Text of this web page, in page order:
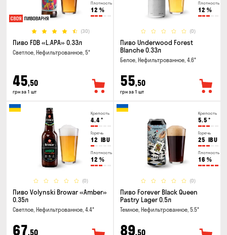
Плотность
12 %
(30)
Пиво FDB «L.APA» 0.33л
Светлое, Нефильтрованное, 5°
45,50
грн за 1 шт
Плотность
12 %
(0)
Пиво Underwood Forest
Blanche 0.33л
Белое, Нефильтрованное, 4.6°
55,50
грн за 1 шт
Крепость
4.4°
Горечь
12 IBU
Плотность
12 %
(0)
Пиво Volynski Browar «Amber»
0.35л
Светлое, Нефильтрованное, 4.4°
67,50
Крепость
5.5 °
Горечь
25 IBU
Плотность
16 %
(0)
Пиво Forever Black Queen
Pastry Lager 0.5л
Темное, Нефильтрованное, 5.5°
89,50